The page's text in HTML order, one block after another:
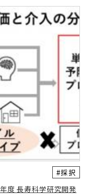
#採択
度 長寿科学研究開発